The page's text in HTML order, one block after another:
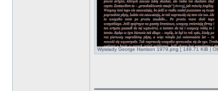
Wywiady George Harrison 1979.png [ 149.71 KiB |